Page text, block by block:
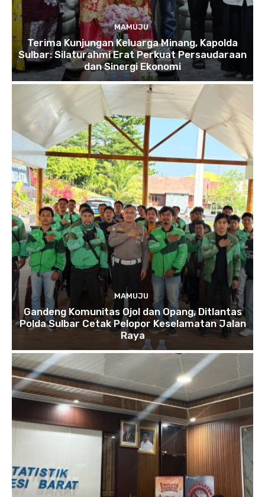
MAMUJU
Terima Kunjungan Keluarga Minang, Kapolda
Sulbar: Silaturahmi Erat Perkuat Persaudaraan
dan Sinergi Ekonomi
MAMUJU
Gandeng Komunitas Ojol dan Opang, Ditlantas
Polda Sulbar Cetak Pelopor Keselamatan Jalan
Raya